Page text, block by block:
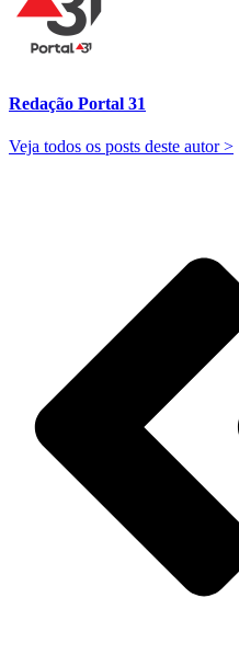
Redação Portal 31
Veja todos os posts deste autor >